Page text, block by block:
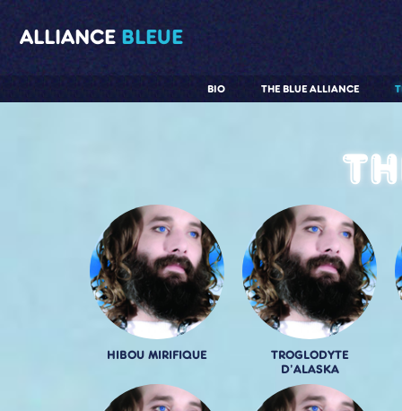
ALLIANCE BLEUE
THE BLUE ALLIANCE
BIO
HIBOU MIRIFIQUE
TROGLODYTE
D'ALASKA